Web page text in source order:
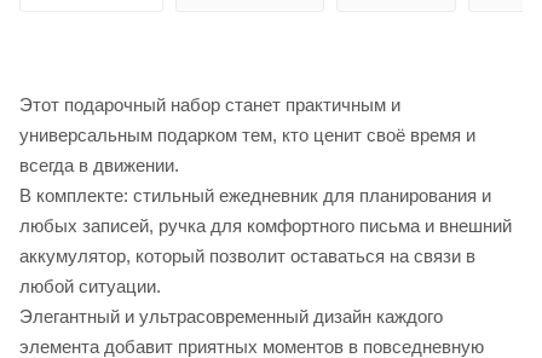
Этот подарочный набор станет практичным и
универсальным подарком тем, кто ценит своё время и
всегда в движении.
В комплекте: стильный ежедневник для планирования и
любых записей, ручка для комфортного письма и внешний
аккумулятор, который позволит оставаться на связи в
любой ситуации.
Элегантный и ультрасовременный дизайн каждого
элемента добавит приятных моментов в повседневную